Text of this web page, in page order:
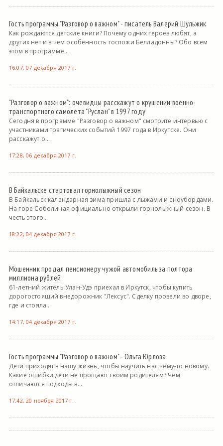
Гость программы "Разговор о важном" - писатель Валерий Шульжик
Как рождаются детские книги? Почему одних героев любят, а
других нет и в чем особенность госпожи Белладонны? Обо всем
этом в программе...
16:07, 07 декабря 2017 г.
"Разговор о важном": очевидцы расскажут о крушении военно-
транспортного самолета "Руслан" в 1997 году
Сегодня в программе "Разговор о важном" смотрите интервью с
участниками трагических событий 1997 года в Иркутске. Они
расскажут о...
17:28, 06 декабря 2017 г.
В Байкальске стартовал горнолыжный сезон
В Байкальск календарная зима пришла с лыжами и сноубордами.
На горе Соболиная официально открыли горнолыжный сезон. В
честь этого...
18:22, 04 декабря 2017 г.
Мошенник продал пенсионеру чужой автомобиль за полтора
миллиона рублей
61-летний житель Улан-Удэ приехал в Иркутск, чтобы купить
дорогостоящий внедорожник "Лексус". Сделку провели во дворе,
где и стояла...
14:17, 04 декабря 2017 г.
Гость программы "Разговор о важном" - Ольга Юрлова
Дети приходят в нашу жизнь, чтобы научить нас чему-то новому.
Какие ошибки дети не прощают своим родителям? Чем
отличаются подходы в...
17:42, 20 ноября 2017 г.